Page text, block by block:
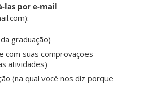
las por e-mail
graduação)
com suas comprovações
atividades)
(na qual você nos diz porque